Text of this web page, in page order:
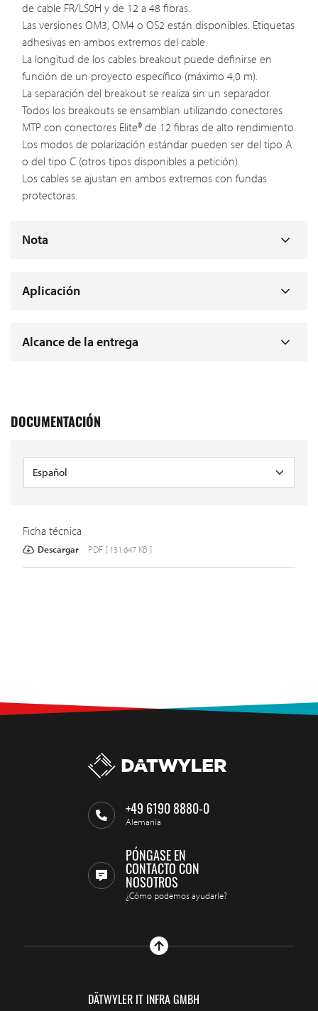
de cable FR/LS0H y de 12 a 48 fibras.
Las versiones OM3, OM4 o OS2 están disponibles. Etiquetas
adhesivas en ambos extremos del cable.
La longitud de los cables breakout puede definirse en
función de un proyecto específico (máximo 4,0 m).
La separación del breakout se realiza sin un separador.
Todos los breakouts se ensamblan utilizando conectores
MTP con conectores Elite® de 12 fibras de alto rendimiento.
Los modos de polarización estándar pueden ser del tipo A
o del tipo C (otros tipos disponibles a petición).
Los cables se ajustan en ambos extremos con fundas
protectoras.
Nota
Aplicación
Alcance de la entrega
DOCUMENTACIÓN
Ficha técnica
Descargar PDF [ 131.647 KB ]
+49 6190 8880-0
Alemania
PÓNGASE EN
CONTACTO CON
NOSOTROS
¿Cómo podemos ayudarle?
DÄTWYLER IT INFRA GMBH